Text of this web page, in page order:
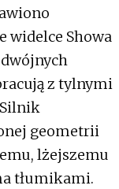
widelce Showa
z tylnymi
geometrii
lżejszemu
tłumikami.